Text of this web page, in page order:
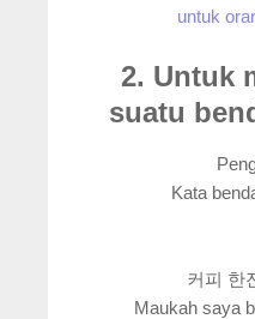
untuk
2. Untuk
suatu
Kata
커피 한
Maukah saya